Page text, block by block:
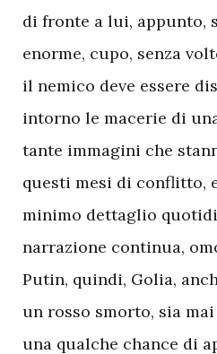
di fronte a lui, appunto,
enorme, cupo, senza
il nemico deve essere
intorno le macerie di
tante immagini che
questi mesi di conflitto,
minimo dettaglio
narrazione continua,
Putin, quindi, Golia,
un rosso smorto, sia
una qualche chance di